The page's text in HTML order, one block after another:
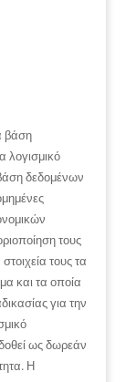
βάση
λογισμικό
δεδομένων
τους
τους τα
και τα οποία
για την
ως δωρεάν
Η